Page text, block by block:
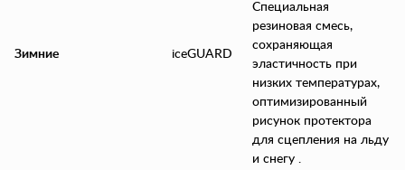
Зимние iceGUARD
Специальная
резиновая смесь,
сохраняющая
эластичность при
низких температурах,
оптимизированный
рисунок протектора
для сцепления на льду
и снегу .